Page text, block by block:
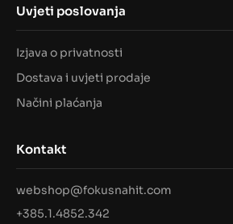
Uvjeti poslovanja
Izjava o privatnosti
Dostava i uvjeti prodaje
Načini plaćanja
Kontakt
webshop@fokusnahit.com
+385.1.4852.342